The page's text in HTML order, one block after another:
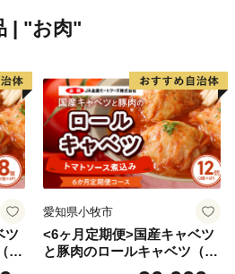
| "お肉"
ツ
4P
愛知県小牧市
<6ヶ月定期便>国産キャベツ
と豚肉のロールキャベツ（6P